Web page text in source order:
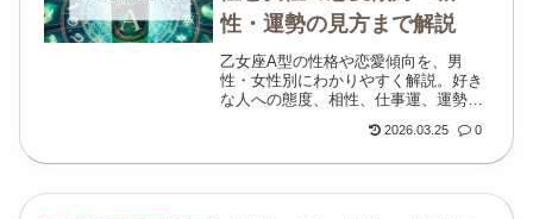
性・運勢の見方まで解説
乙女座A型の性格や恋愛傾向を、男
性・女性別にわかりやすく解説。好き
な人への態度、相性、仕事運、運勢の
2026.03.25 0